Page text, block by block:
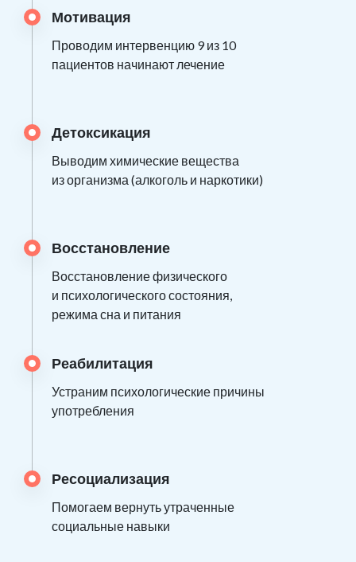
Мотивация
Проводим интервенцию 9 из 10
пациентов начинают лечение
Детоксикация
Выводим химические вещества
из организма (алкоголь и наркотики)
Восстановление
Восстановление физического
и психологического состояния,
режима сна и питания
Реабилитация
Устраним психологические причины
употребления
Ресоциализация
Помогаем вернуть утраченные
социальные навыки